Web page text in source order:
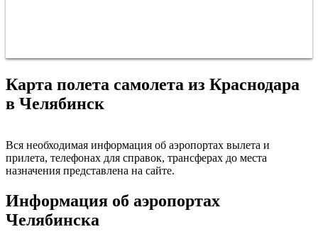
Карта полета самолета из Краснодара
в Челябинск
Вся необходимая информация об аэропортах вылета и
прилета, телефонах для справок, трансферах до места
назначения представлена на сайте.
Информация об аэропортах
Челябинска